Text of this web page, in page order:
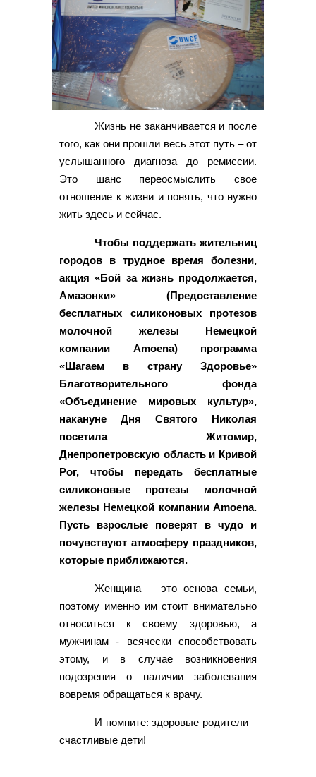
Жизнь не заканчивается и после
того, как они прошли весь этот путь – от
услышанного диагноза до ремиссии.
Это шанс переосмыслить свое
отношение к жизни и понять, что нужно
жить здесь и сейчас.
Чтобы поддержать жительниц
городов в трудное время болезни,
акция «Бой за жизнь продолжается,
Амазонки» (Предоставление
бесплатных силиконовых протезов
молочной железы Немецкой
компании Amoena) программа
«Шагаем в страну Здоровье»
Благотворительного фонда
«Объединение мировых культур»,
накануне Дня Святого Николая
посетила Житомир,
Днепропетровскую область и Кривой
Рог, чтобы передать бесплатные
силиконовые протезы молочной
железы Немецкой компании Amoena.
Пусть взрослые поверят в чудо и
почувствуют атмосферу праздников,
которые приближаются.
Женщина – это основа семьи,
поэтому именно им стоит внимательно
относиться к своему здоровью, а
мужчинам - всячески способствовать
этому, и в случае возникновения
подозрения о наличии заболевания
вовремя обращаться к врачу.
И помните: здоровые родители –
счастливые дети!